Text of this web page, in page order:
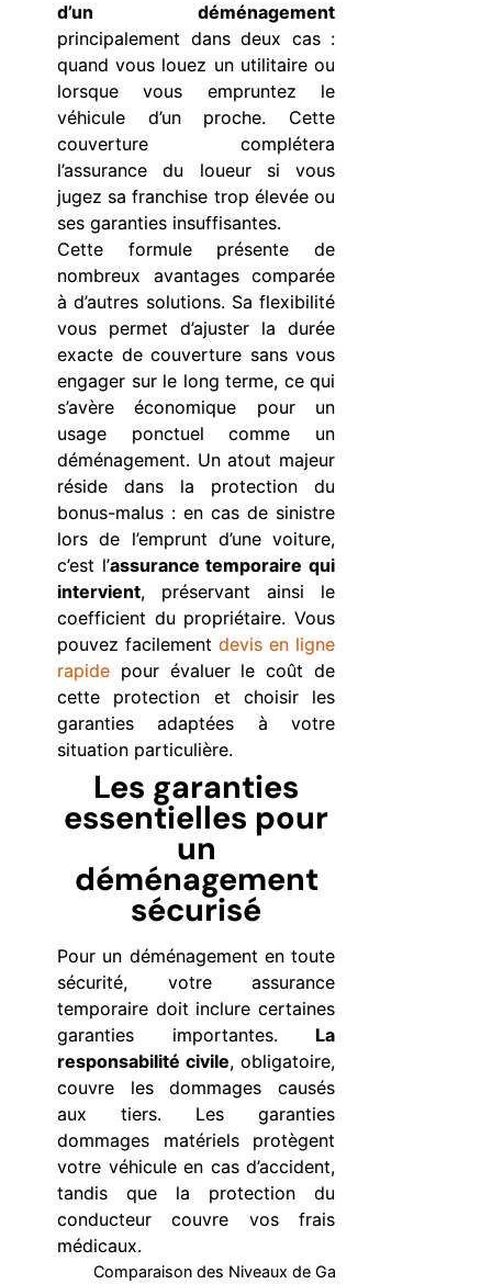
d’un déménagement
principalement dans deux cas :
quand vous louez un utilitaire ou
lorsque vous empruntez le
véhicule d’un proche. Cette
couverture complétera
l’assurance du loueur si vous
jugez sa franchise trop élevée ou
ses garanties insuffisantes.
Cette formule présente de
nombreux avantages comparée
à d’autres solutions. Sa flexibilité
vous permet d’ajuster la durée
exacte de couverture sans vous
engager sur le long terme, ce qui
s’avère économique pour un
usage ponctuel comme un
déménagement. Un atout majeur
réside dans la protection du
bonus-malus : en cas de sinistre
lors de l’emprunt d’une voiture,
c’est l’assurance temporaire qui
intervient, préservant ainsi le
coefficient du propriétaire. Vous
pouvez facilement devis en ligne
rapide pour évaluer le coût de
cette protection et choisir les
garanties adaptées à votre
situation particulière.
Les garanties
essentielles pour
un
déménagement
sécurisé
Pour un déménagement en toute
sécurité, votre assurance
temporaire doit inclure certaines
garanties importantes. La
responsabilité civile, obligatoire,
couvre les dommages causés
aux tiers. Les garanties
dommages matériels protègent
votre véhicule en cas d’accident,
tandis que la protection du
conducteur couvre vos frais
médicaux.
Comparaison des Niveaux de Garanties pour une